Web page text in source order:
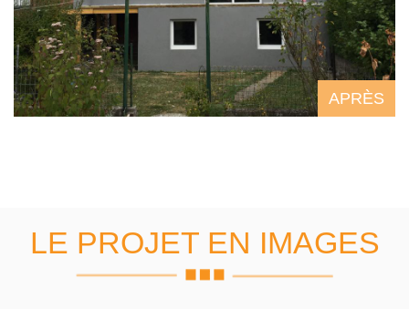
APRÈS
LE PROJET EN IMAGES